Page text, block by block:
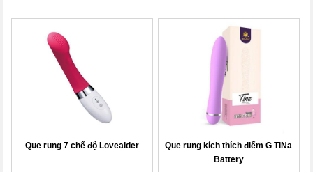
Que rung 7 chế độ Loveaider
Que rung kích thích điểm G TiNa
Battery